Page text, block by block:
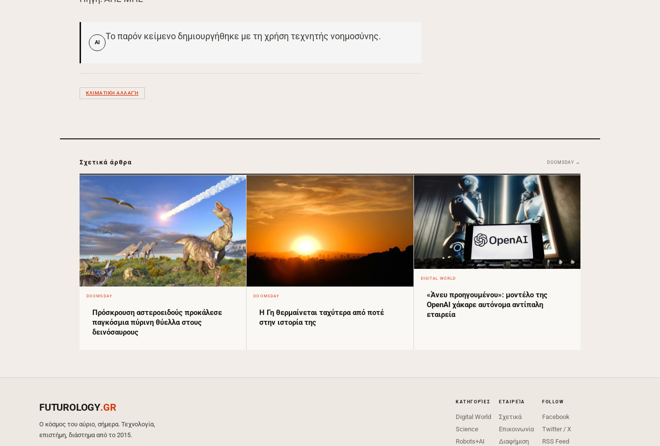
AI
Το παρόν κείμενο δημιουργήθηκε με τη χρήση τεχνητής νοημοσύνης.
ΚΛΙΜΑΤΙΚΉ ΑΛΛΑΓΉ
Σχετικά άρθρα DOOMSDAY →
DOOMSDAY
Πρόσκρουση αστεροειδούς προκάλεσε
παγκόσμια πύρινη θύελλα στους
δεινόσαυρους
DOOMSDAY
Η Γη θερμαίνεται ταχύτερα από ποτέ
στην ιστορία της
DIGITAL WORLD
«Άνευ προηγουμένου»: μοντέλο της
OpenAI χάκαρε αυτόνομα αντίπαλη
εταιρεία
FUTUROLOGY.GR
Ο κόσμος του αύριο, σήμερα. Τεχνολογία,
επιστήμη, διάστημα από το 2015.
ΚΑΤΗΓΟΡΊΕΣ
Digital World
Science
Robots+AI
ΕΤΑΙΡΕΊΑ
Σχετικά
Επικοινωνία
Διαφήμιση
FOLLOW
Facebook
Twitter / X
RSS Feed